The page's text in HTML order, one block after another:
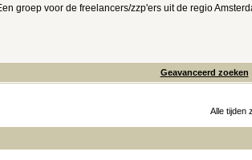
groep voor de freelancers/zzp'ers uit de regio
Geavanceerd zoeken
Alle tijden